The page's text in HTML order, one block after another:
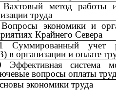
метод работы
труда
экономики и
Крайнего Севера
учет
в организации и оплате
система
вопросы оплаты
экономики труда